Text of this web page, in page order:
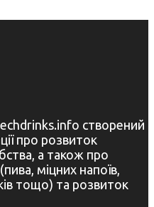
створений
про розвиток
а також про
міцних напоїв,
тощо) та розвиток